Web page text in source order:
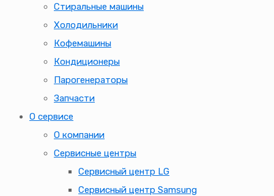
Стиральные машины
Холодильники
Кофемашины
Кондиционеры
Парогенераторы
Запчасти
О сервисе
О компании
Сервисные центры
Сервисный центр LG
Сервисный центр Samsung